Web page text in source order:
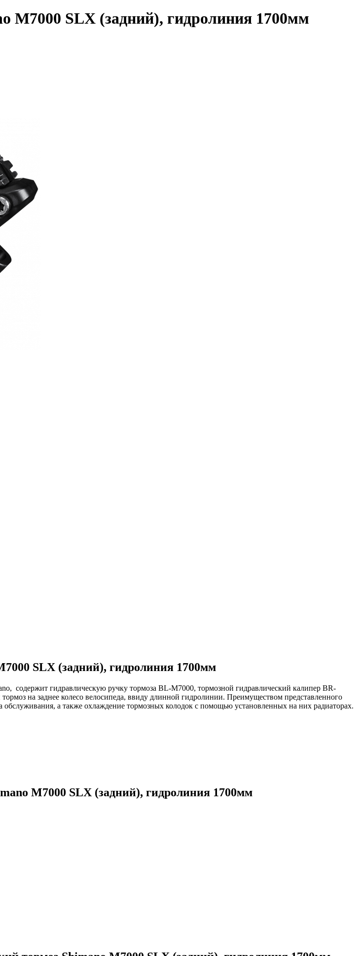
M7000 SLX (задний), гидролиния 1700мм
SLX (задний), гидролиния 1700мм
содержит гидравлическую ручку тормоза BL-M7000, тормозной гидравлический калипер BR-
на заднее колесо велосипеда, ввиду длинной гидролинии. Преимуществом представленного
обслуживания, а также охлаждение тормозных колодок с помощью установленных на них радиаторах.
M7000 SLX (задний), гидролиния 1700мм